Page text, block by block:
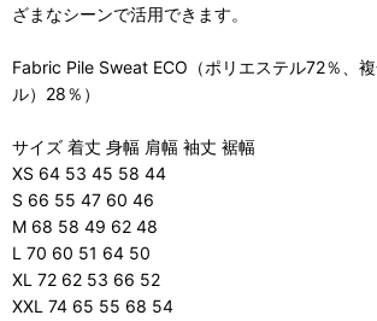
ざまなシーンで活用できます。
Fabric Pile Sweat ECO（ポリエステル72％、
ル）28％）
サイズ 着丈 身幅 肩幅 袖丈 裾幅
XS 64 53 45 58 44
S 66 55 47 60 46
M 68 58 49 62 48
L 70 60 51 64 50
XL 72 62 53 66 52
XXL 74 65 55 68 54